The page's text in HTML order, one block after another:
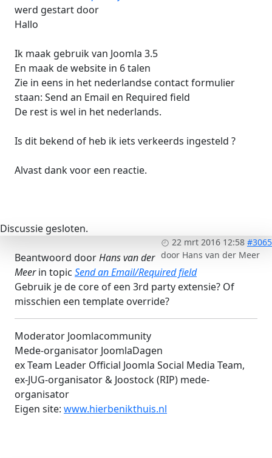
werd gestart door
Hallo
Ik maak gebruik van Joomla 3.5
En maak de website in 6 talen
Zie in eens in het nederlandse contact formulier
staan: Send an Email en Required field
De rest is wel in het nederlands.
Is dit bekend of heb ik iets verkeerds ingesteld ?
Alvast dank voor een reactie.
Discussie gesloten.
22 mrt 2016 12:58 #3065
door Hans van der Meer
Beantwoord doorHans van der
Meerin topic Send an Email/Required field
Gebruik je de core of een 3rd party extensie? Of
misschien een template override?
Moderator Joomlacommunity
Mede-organisator JoomlaDagen
ex Team Leader Official Joomla Social Media Team,
ex-JUG-organisator & Joostock (RIP) mede-
organisator
Eigen site: www.hierbenikthuis.nl